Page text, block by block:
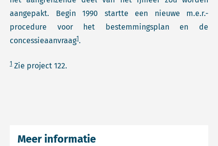
aangepakt. Begin 1990 startte een nieuwe m.e.r.-
procedure voor het bestemmingsplan en de
concessieaanvraag1 .
1 Zie project 122.
Meer informatie